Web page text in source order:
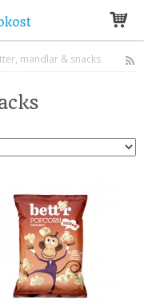
mandlar & snacks